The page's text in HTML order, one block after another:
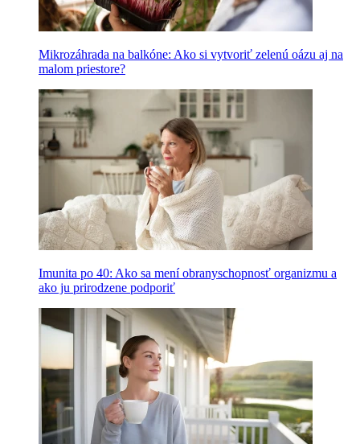
Mikrozáhrada na balkóne: Ako si vytvoriť zelenú oázu aj na
malom priestore?
Imunita po 40: Ako sa mení obranyschopnosť organizmu a
ako ju prirodzene podporiť